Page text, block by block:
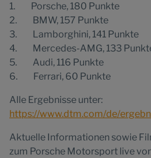
1. Porsche, 180 Punkte
2. BMW, 157 Punkte
3. Lamborghini, 141 Punkte
4. Mercedes-AMG, 133
5. Audi, 116 Punkte
6. Ferrari, 60 Punkte
Alle Ergebnisse unter:
https://www.dtm.com/de/
Aktuelle Informationen sowie
zum Porsche Motorsport live